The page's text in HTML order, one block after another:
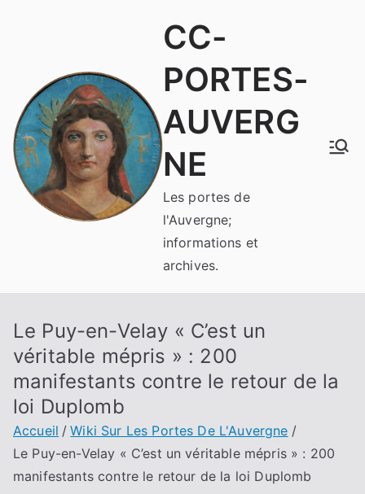
CC-
PORTES-
AUVERG
NE
Les portes de
l'Auvergne;
informations et
archives.
Le Puy-en-Velay « C’est un
véritable mépris » : 200
manifestants contre le retour de la
loi Duplomb
Accueil
Wiki Sur Les Portes De L'Auvergne
Le Puy-en-Velay « C’est un véritable mépris » : 200
manifestants contre le retour de la loi Duplomb